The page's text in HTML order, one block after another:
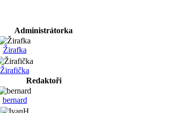
Administrátorka
Žirafka
Žirafička
Redaktoři
bernard